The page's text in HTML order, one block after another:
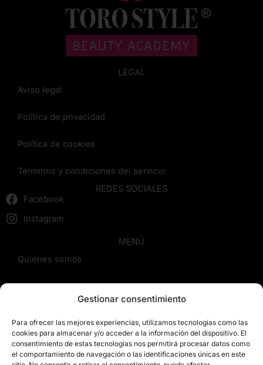
Gestionar consentimiento
Para ofrecer las mejores experiencias, utilizamos tecnologías como las
cookies para almacenar y/o acceder a la información del dispositivo. El
consentimiento de estas tecnologías nos permitirá procesar datos como
el comportamiento de navegación o las identificaciones únicas en este
LEGAL
Aviso legal
Política de privacidad
Política de cookies
Términos y condiciones del servicio
REDES SOCIALES
Facebook
Instagram
MENÚ
Quienes somos
Cursos
Contacto